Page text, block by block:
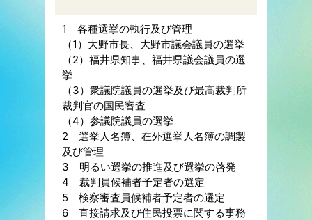
1 各種選挙の執行及び管理
（1）大野市長、大野市議会議員の選挙
（2）福井県知事、福井県議会議員の選
挙
（3）衆議院議員の選挙及び最高裁判所
裁判官の国民審査
（4）参議院議員の選挙
2 選挙人名簿、在外選挙人名簿の調製
及び管理
3 明るい選挙の推進及び選挙の啓発
4 裁判員候補者予定者の選定
5 検察審査員候補者予定者の選定
6 直接請求及び住民投票に関する事務